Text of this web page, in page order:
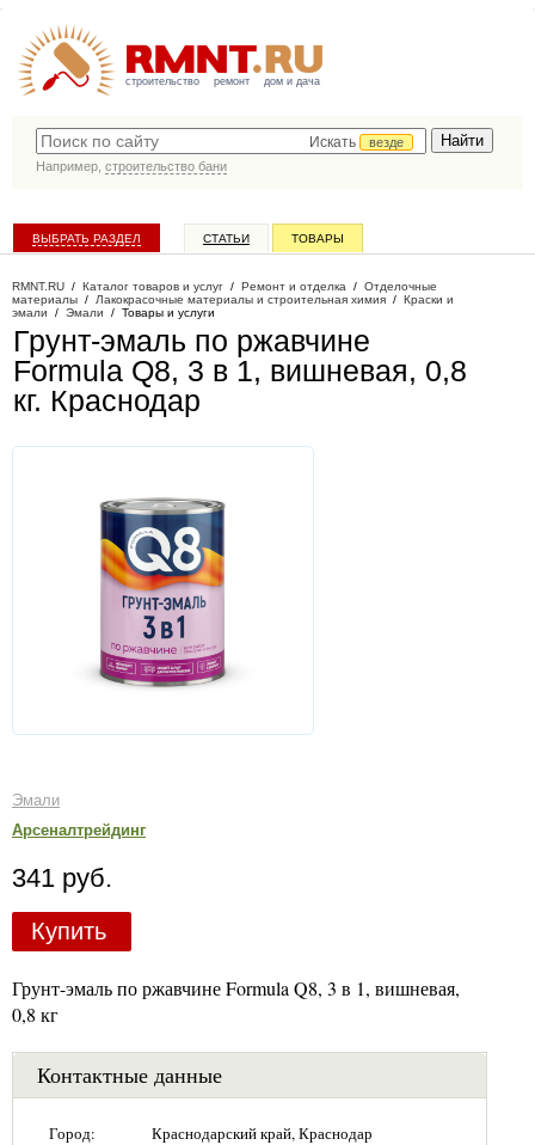
строительство ремонт дом и дача
Искать
везде
Например, строительство бани
ВЫБРАТЬ РАЗДЕЛ СТАТЬИ ТОВАРЫ
RMNT.RU / Каталог товаров и услуг / Ремонт и отделка / Отделочные
материалы / Лакокрасочные материалы и строительная химия / Краски и
эмали / Эмали / Товары и услуги
Грунт-эмаль по ржавчине
Formula Q8, 3 в 1, вишневая, 0,8
кг. Краснодар
Эмали
Арсеналтрейдинг
341 руб.
Купить
Грунт-эмаль по ржавчине Formula Q8, 3 в 1, вишневая,
0,8 кг
Контактные данные
Город: Краснодарский край, Краснодар